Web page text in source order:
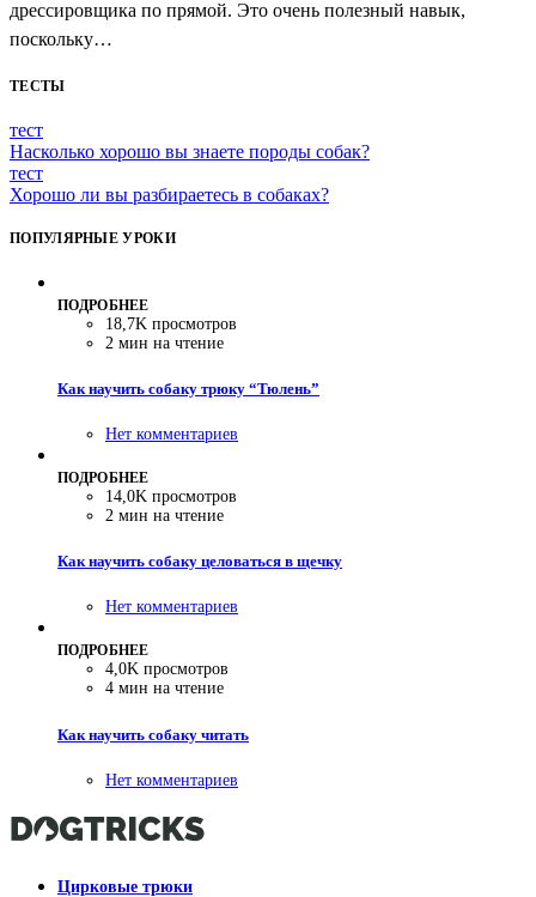
дрессировщика по прямой. Это очень полезный навык,
поскольку…
ТЕСТЫ
тест
Насколько хорошо вы знаете породы собак?
тест
Хорошо ли вы разбираетесь в собаках?
ПОПУЛЯРНЫЕ УРОКИ
ПОДРОБНЕЕ
18,7K просмотров
2 мин на чтение
Как научить собаку трюку “Тюлень”
Нет комментариев
ПОДРОБНЕЕ
14,0K просмотров
2 мин на чтение
Как научить собаку целоваться в щечку
Нет комментариев
ПОДРОБНЕЕ
4,0K просмотров
4 мин на чтение
Как научить собаку читать
Нет комментариев
Цирковые трюки